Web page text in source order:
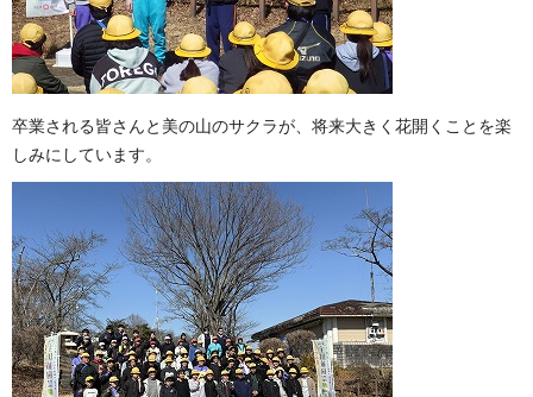
卒業される皆さんと美の山のサクラが、将来大きく花開くことを楽
しみにしています。